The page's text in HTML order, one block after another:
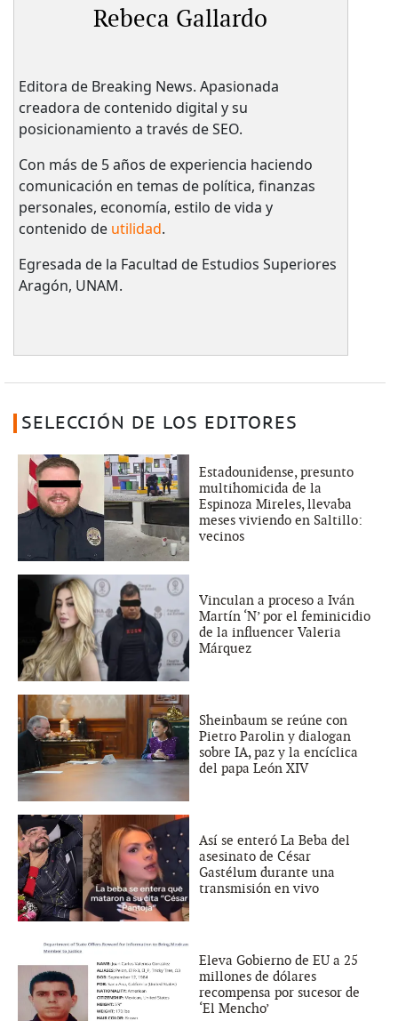
Rebeca Gallardo
Editora de Breaking News. Apasionada
creadora de contenido digital y su
posicionamiento a través de SEO.
Con más de 5 años de experiencia haciendo
comunicación en temas de política, finanzas
personales, economía, estilo de vida y
contenido de utilidad.
Egresada de la Facultad de Estudios Superiores
Aragón, UNAM.
SELECCIÓN DE LOS EDITORES
Estadounidense, presunto
multihomicida de la
Espinoza Mireles, llevaba
meses viviendo en Saltillo:
vecinos
Vinculan a proceso a Iván
Martín ‘N’ por el feminicidio
de la influencer Valeria
Márquez
Sheinbaum se reúne con
Pietro Parolin y dialogan
sobre IA, paz y la encíclica
del papa León XIV
Así se enteró La Beba del
asesinato de César
Gastélum durante una
transmisión en vivo
Eleva Gobierno de EU a 25
millones de dólares
recompensa por sucesor de
‘El Mencho’